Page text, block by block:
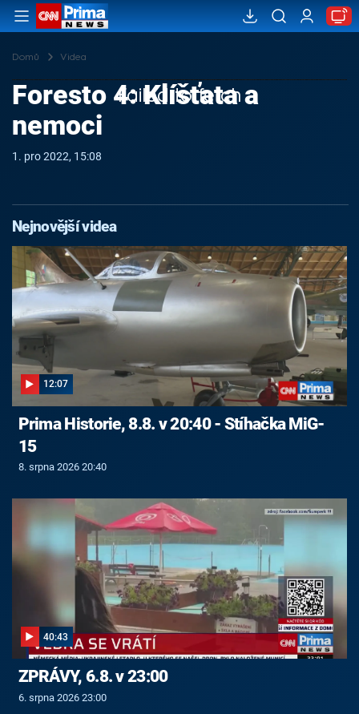
Domů Videa
Failed to fetch
Foresto 4: Klíšťata a
nemoci
1. pro 2022, 15:08
Nejnovější videa
12:07
Prima Historie, 8.8. v 20:40 - Stíhačka MiG-
15
8. srpna 2026 20:40
40:43
ZPRÁVY, 6.8. v 23:00
6. srpna 2026 23:00